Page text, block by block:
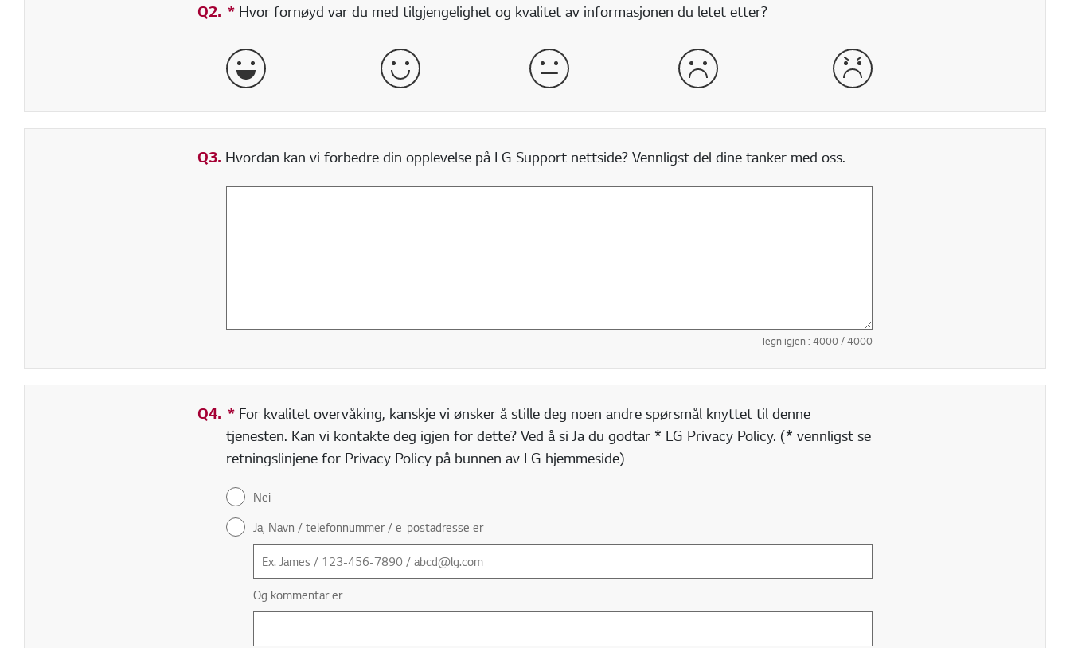
Q2. * Obligatorisk felt
Hvor fornøyd var du med tilgjengelighet og kvalitet av informasjonen du letet etter?
veldig bra god normal dårlig
Q3. Hvordan kan vi forbedre din opplevelse på LG Support nettside? Vennligst del dine tanker med oss.
Tegn igjen : 4000/ 4000
Q4. * Obligatorisk felt
For kvalitet overvåking, kanskje vi ønsker å stille deg noen andre spørsmål knyttet til denne
tjenesten. Kan vi kontakte deg igjen for dette? Ved å si Ja du godtar * LG Privacy Policy. (* vennligst se
retningslinjene for Privacy Policy på bunnen av LG hjemmeside)
Nei
Ja, Navn / telefonnummer / e-postadresse er
Og kommentar er